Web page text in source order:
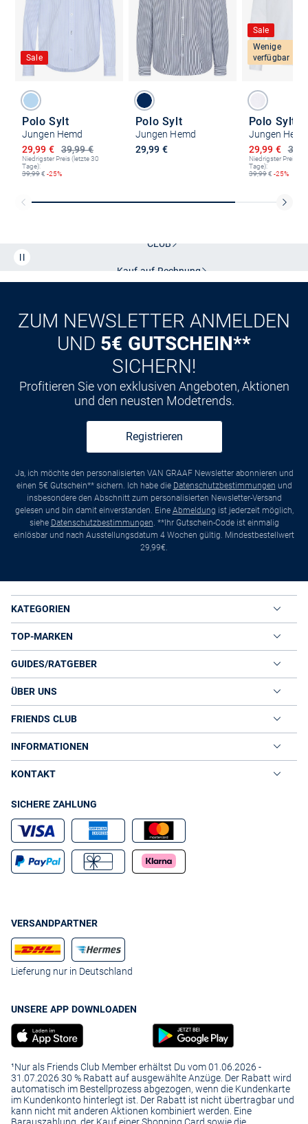
Sale
Polo Sylt
Jungen Hemd
39,99 €
Ermäßigter Preis
29,99 €
Niedrigster Preis (letzte 30
Tage):
39,99€ -25%
Polo Sylt
Jungen Hemd
29,99 €
Sale
Wenige
verfügbar
Polo Sylt
Jungen
Ermäßigter
29,99 €
Niedrigster Preis
Tage):
39,99€ -25%
CLUB
Kauf auf Rechnung
ZUM NEWSLETTER ANMELDEN
UND 5€ GUTSCHEIN**
SICHERN!
Profitieren Sie von exklusiven Angeboten, Aktionen
und den neusten Modetrends.
Registrieren
Ja, ich möchte den personalisierten VAN GRAAF Newsletter abonnieren und
einen 5€ Gutschein** sichern. Ich habe die Datenschutzbestimmungen und
insbesondere den Abschnitt zum personalisierten Newsletter-Versand
gelesen und bin damit einverstanden. Eine Abmeldung ist jederzeit möglich,
siehe Datenschutzbestimmungen . **Ihr Gutschein-Code ist einmalig
einlösbar und nach Ausstellungsdatum 4 Wochen gültig. Mindestbestellwert
29,99€.
KATEGORIEN
TOP-MARKEN
GUIDES/RATGEBER
ÜBER UNS
FRIENDS CLUB
INFORMATIONEN
KONTAKT
SICHERE ZAHLUNG
VERSANDPARTNER
Lieferung nur in Deutschland
UNSERE APP DOWNLOADEN
¹Nur als Friends Club Member erhältst Du vom 01.06.2026 -
31.07.2026 30 % Rabatt auf ausgewählte Anzüge. Der Rabatt wird
automatisch im Bestellprozess abgezogen, wenn die Kundenkarte
im Kundenkonto hinterlegt ist. Der Rabatt ist nicht übertragbar und
kann nicht mit anderen Aktionen kombiniert werden. Eine